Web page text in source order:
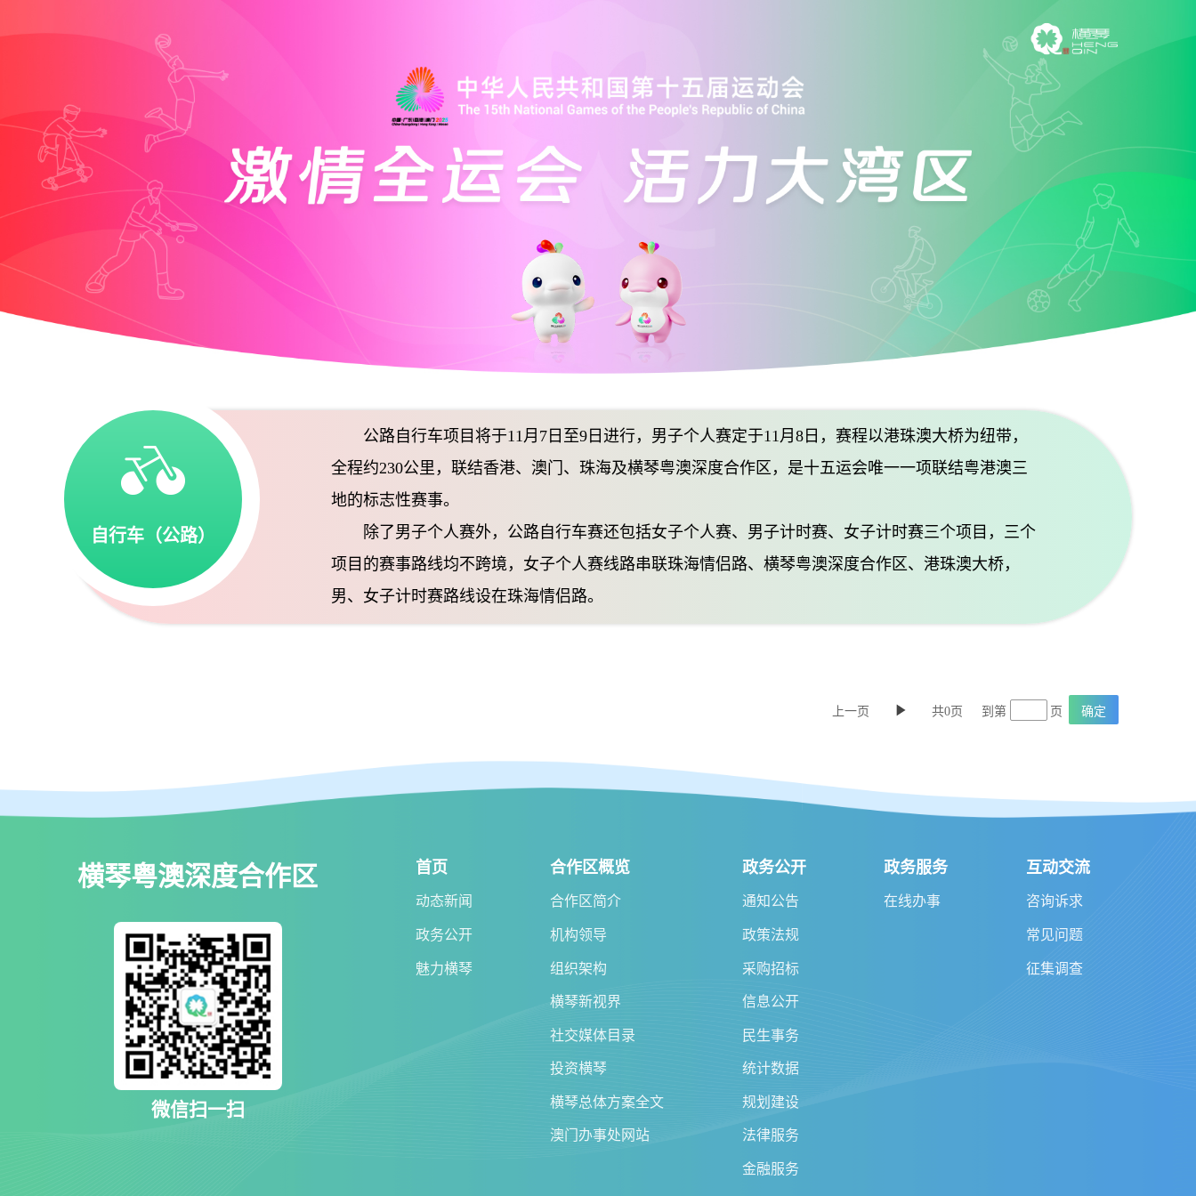
自行车 （公路）
公路自行车项目将于11月7日至9日进行，男子个人赛定于11月8日，赛程以港珠澳大桥为纽带，
全程约230公里，联结香港、澳门、珠海及横琴粤澳深度合作区，是十五运会唯一一项联结粤港澳三
地的标志性赛事。
除了男子个人赛外，公路自行车赛还包括女子个人赛、男子计时赛、女子计时赛三个项目，三个
项目的赛事路线均不跨境，女子个人赛线路串联珠海情侣路、横琴粤澳深度合作区、港珠澳大桥，
男、女子计时赛路线设在珠海情侣路。
上一页 共0页 到第 页 确定
横琴粤澳深度合作区
微信扫一扫
首页
动态新闻
政务公开
魅力横琴
合作区概览
合作区简介
机构领导
组织架构
横琴新视界
社交媒体目录
投资横琴
横琴总体方案全文
澳门办事处网站
政务公开
通知公告
政策法规
采购招标
信息公开
民生事务
统计数据
规划建设
法律服务
金融服务
政务服务
在线办事
互动交流
咨询诉求
常见问题
征集调查